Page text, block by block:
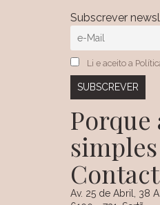
Subscrever
Li e aceito a
Porque
Av. 25 de Abril, 38 A